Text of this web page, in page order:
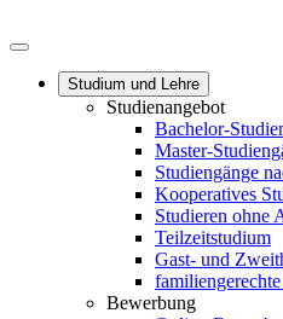
Studium und Lehre
Studienangebot
Bachelor-
Master-
Studiengänge
Kooperatives
Studieren ohne
Teilzeitstudium
Gast- und
Bewerbung